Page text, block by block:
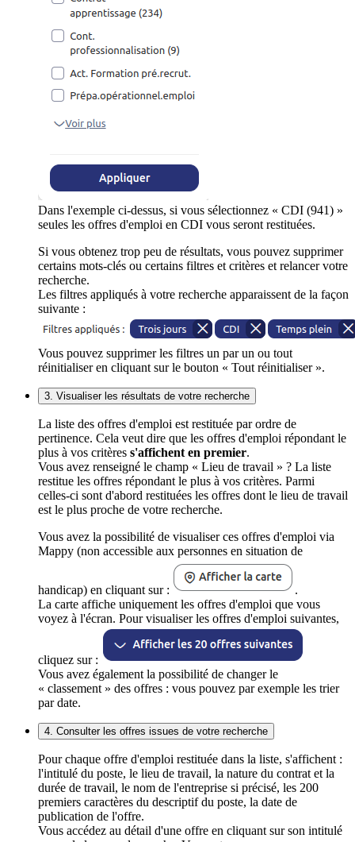
Dans l'exemple ci-dessus, si vous sélectionnez « CDI (941) »
seules les offres d'emploi en CDI vous seront restituées.
Si vous obtenez trop peu de résultats, vous pouvez supprimer
certains mots-clés ou certains filtres et critères et relancer votre
recherche.
Les filtres appliqués à votre recherche apparaissent de la façon
suivante :
Vous pouvez supprimer les filtres un par un ou tout
réinitialiser en cliquant sur le bouton « Tout réinitialiser ».
3. Visualiser les résultats de votre recherche
La liste des offres d'emploi est restituée par ordre de
pertinence. Cela veut dire que les offres d'emploi répondant le
plus à vos critères s'affichent en premier.
Vous avez renseigné le champ « Lieu de travail » ? La liste
restitue les offres répondant le plus à vos critères. Parmi
celles-ci sont d'abord restituées les offres dont le lieu de travail
est le plus proche de votre recherche.
Vous avez la possibilité de visualiser ces offres d'emploi via
Mappy (non accessible aux personnes en situation de
handicap) en cliquant sur :
.
La carte affiche uniquement les offres d'emploi que vous
voyez à l'écran. Pour visualiser les offres d'emploi suivantes,
cliquez sur :
Vous avez également la possibilité de changer le
« classement » des offres : vous pouvez par exemple les trier
par date.
4. Consulter les offres issues de votre recherche
Pour chaque offre d'emploi restituée dans la liste, s'affichent :
l'intitulé du poste, le lieu de travail, la nature du contrat et la
durée de travail, le nom de l'entreprise si précisé, les 200
premiers caractères du descriptif du poste, la date de
publication de l'offre.
Vous accédez au détail d'une offre en cliquant sur son intitulé